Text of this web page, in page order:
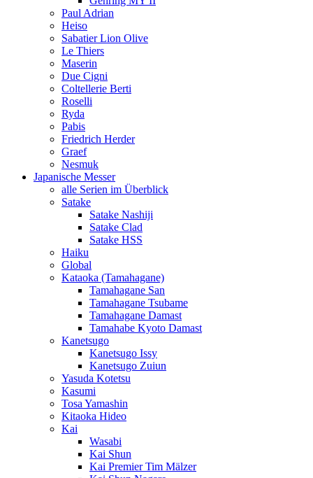
Paul Adrian
Heiso
Sabatier Lion Olive
Le Thiers
Maserin
Due Cigni
Coltellerie Berti
Roselli
Ryda
Pabis
Friedrich Herder
Graef
Nesmuk
Japanische Messer
alle Serien im Überblick
Satake
Satake Nashiji
Satake Clad
Satake HSS
Haiku
Global
Kataoka (Tamahagane)
Tamahagane San
Tamahagane Tsubame
Tamahagane Damast
Tamahabe Kyoto Damast
Kanetsugo
Kanetsugo Issy
Kanetsugo Zuiun
Yasuda Kotetsu
Kasumi
Tosa Yamashin
Kitaoka Hideo
Kai
Wasabi
Kai Shun
Kai Premier Tim Mälzer